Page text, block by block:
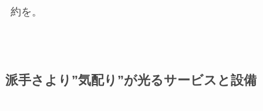
約を。
派手さより”気配り”が光るサービスと設備